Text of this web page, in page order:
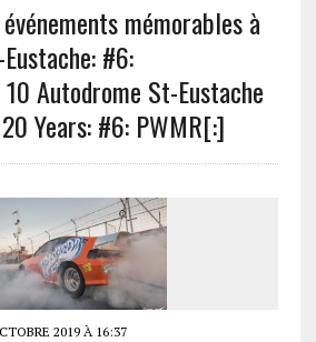
mémorables à
#6:
Autodrome St-Eustache
Years: #6: PWMR[:]
2019 À 16:37